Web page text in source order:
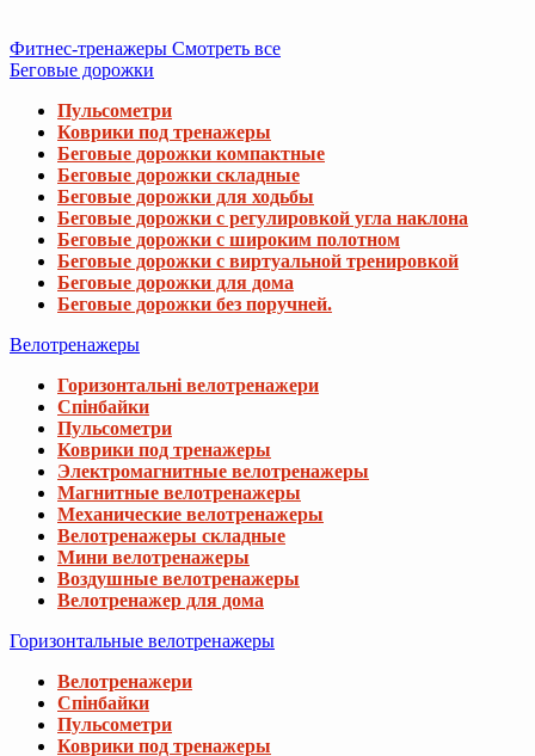
Фитнес-тренажеры Смотреть все
Беговые дорожки
Пульсометри
Коврики под тренажеры
Беговые дорожки компактные
Беговые дорожки складные
Беговые дорожки для ходьбы
Беговые дорожки с регулировкой угла наклона
Беговые дорожки с широким полотном
Беговые дорожки с виртуальной тренировкой
Беговые дорожки для дома
Беговые дорожки без поручней.
Велотренажеры
Горизонтальні велотренажери
Спінбайки
Пульсометри
Коврики под тренажеры
Электромагнитные велотренажеры
Магнитные велотренажеры
Механические велотренажеры
Велотренажеры складные
Мини велотренажеры
Воздушные велотренажеры
Велотренажер для дома
Горизонтальные велотренажеры
Велотренажери
Спінбайки
Пульсометри
Коврики под тренажеры